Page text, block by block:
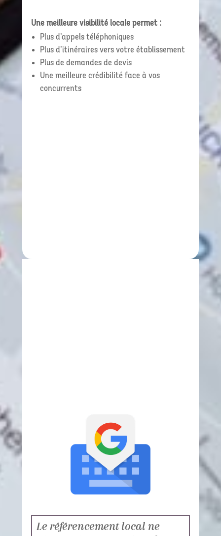
Une meilleure visibilité locale permet :
Plus d’appels téléphoniques
Plus d’itinéraires vers votre établissement
Plus de demandes de devis
Une meilleure crédibilité face à vos
concurrents
Le référencement local ne